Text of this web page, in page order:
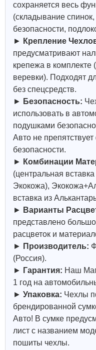
сохраняется весь
(складывание
безопасности,
► Крепление
предусматривают
крепежа в комплекте
веревки). Подходят
без спецсредств.
► Безопасность:
использовать в
подушками
Авто не
безопасности.
► Комбинации
(центральная
Экокожа),
вставка из
► Варианты
представлено
расцветок и
► Производитель:
(Россия).
► Гарантия: Наш
1 год на
► Упаковка: Чехлы
брендированной
Авто! В сумке
лист с названием
пошиты чехлы.